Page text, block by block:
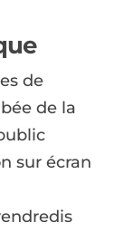
de
de la
sur écran